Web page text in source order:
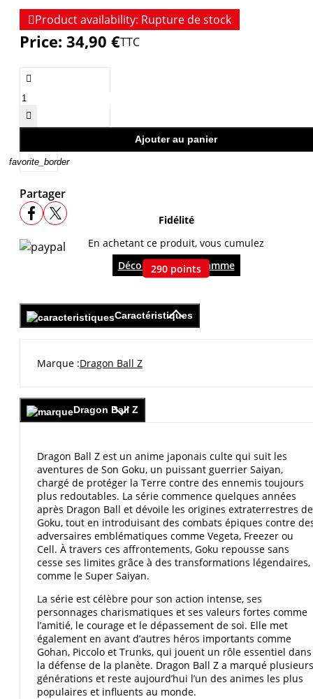
Price: 34,90 €TTC


Ajouter au panier
favorite_border
Product availability: Rupture de stock
Partager
Fidélité
En achetant ce produit, vous cumulez
290 points
Découvrir le programme
Caractéristiques
Marque Dragon Ball Z
Dragon Ball Z
Dragon Ball Z est un anime japonais culte qui suit les
aventures de Son Goku, un puissant guerrier Saiyan,
chargé de protéger la Terre contre des ennemis toujours
plus redoutables. La série commence quelques années
après Dragon Ball et dévoile les origines extraterrestres de
Goku, tout en introduisant des combats épiques contre
adversaires emblématiques comme Vegeta, Freezer ou
Cell. À travers ces affrontements, Goku repousse sans
cesse ses limites grâce à des transformations légendaires,
comme le Super Saiyan.
La série est célèbre pour son action intense, ses
personnages charismatiques et ses valeurs fortes comme
l’amitié, le courage et le dépassement de soi. Elle met
également en avant d’autres héros importants comme
Gohan, Piccolo et Trunks, qui jouent un rôle essentiel dans
la défense de la planète. Dragon Ball Z a marqué plusieurs
générations et reste aujourd’hui l’un des animes les plus
populaires et influents au monde.